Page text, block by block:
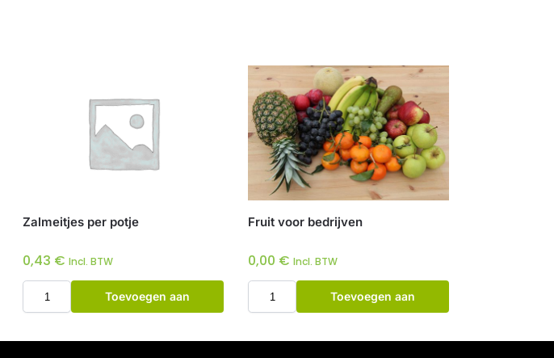
Zalmeitjes per potje
0,43 € Incl. BTW
Toevoegen aan
Fruit voor bedrijven
0,00 € Incl. BTW
Toevoegen aan